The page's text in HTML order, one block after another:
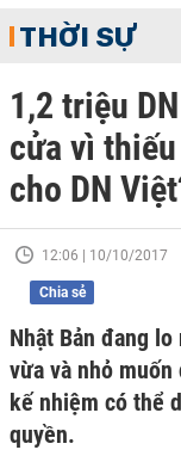
THỜI SỰ
1,2 triệu
cửa vì
cho DN
12:06 | 10/10/2017
Chia sẻ
Nhật Bản đang
vừa và nhỏ
kế nhiệm có thể
quyền.